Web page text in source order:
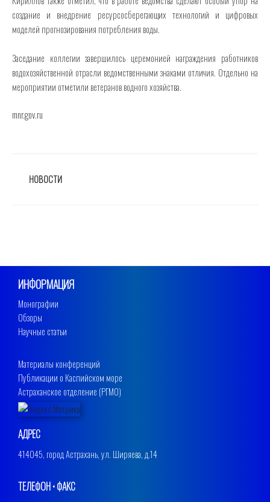
создание и внедрение ресурсосберегающих технологий и цифровых
моделей прогнозирования потребления воды.
Заседание коллегии завершилось церемонией награждения работников
водохозяйственной отрасли ведомственными знаками отличия. Отдельно на
мероприятии отметили ветеранов водного хозяйства.
mnr.gov.ru
РУБРИКИ
НОВОСТИ
ИНФОРМАЦИЯ
Монографии
Обзоры
Научные статьи
Материалы конференций
Публикации о Каспийском море
Астраханское отделение (РГМО)
АДРЕС
414045, город Астрахань, ул. Ширяева, д.14
ТЕЛЕФОН • ФАКС